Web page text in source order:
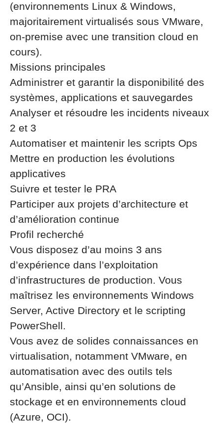
(environnements Linux & Windows,
majoritairement virtualisés sous VMware,
on-premise avec une transition cloud en
cours).
Missions principales
Administrer et garantir la disponibilité des
systèmes, applications et sauvegardes
Analyser et résoudre les incidents niveaux
2 et 3
Automatiser et maintenir les scripts Ops
Mettre en production les évolutions
applicatives
Suivre et tester le PRA
Participer aux projets d’architecture et
d’amélioration continue
Profil recherché
Vous disposez d’au moins 3 ans
d’expérience dans l’exploitation
d’infrastructures de production. Vous
maîtrisez les environnements Windows
Server, Active Directory et le scripting
PowerShell.
Vous avez de solides connaissances en
virtualisation, notamment VMware, en
automatisation avec des outils tels
qu’Ansible, ainsi qu’en solutions de
stockage et en environnements cloud
(Azure, OCI).